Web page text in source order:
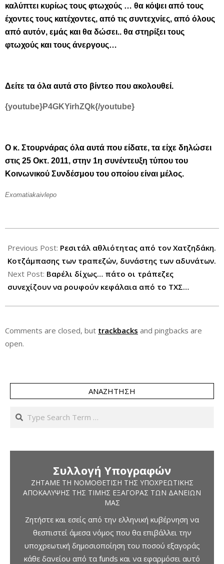
καλύπτει κυρίως τους φτωχούς … θα κόψει από τους
έχοντες τους κατέχοντες, από τις συντεχνίες, από όλους
από αυτόν, εμάς και θα δώσει.. θα στηρίξει τους
φτωχούς και τους άνεργους…
Δείτε τα όλα αυτά στο βίντεο που ακολουθεί.
{youtube}P4GKYirhZQk{/youtube}
Ο κ. Στουρνάρας όλα αυτά που είδατε, τα είχε δηλώσει
στις 25 Οκτ. 2011, στην 1η συνέντευξη τύπου του
Κοινωνικού Συνδέσμου του οποίου είναι μέλος.
Exomatiakaivlepo
02-
06
Previous Post: Ρεσιτάλ αθλιότητας από τον Χατζηδάκη.
Κοτζάμπασης των τραπεζών, δυνάστης των αδυνάτων.
Next Post: Βαρέλι δίχως… πάτο οι τράπεζες
συνεχίζουν να ρουφούν κεφάλαια από το ΤΧΣ…
Comments are closed, but trackbacks and pingbacks are
open.
ΑΝΑΖΉΤΗΣΗ
Search
Συλλογή Υπογραφών
ΖΗΤΆΜΕ ΤΗ ΝΟΜΟΘΈΤΙΣΗ ΤΗΣ ΥΠΟΧΡΕΩΤΙΚΉΣ
ΑΠΟΚΆΛΥΨΗΣ ΤΗΣ ΤΙΜΉΣ ΕΞΑΓΟΡΆΣ ΤΩΝ ΔΑΝΕΊΩΝ
ΜΑΣ
Ζητήστε και εσείς από την ελληνική κυβέρνηση να
θεσπιστεί άμεσα νόμος που θα επιβάλλει την
υποχρεωτική δημοσιοποίηση του ποσού εξαγοράς
κάθε δανείου από τα funds και να εφαρμόσει αυτό